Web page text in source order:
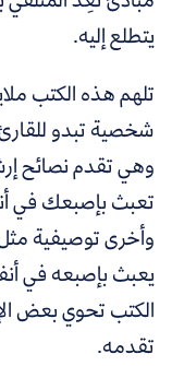
يتطلع إليه.
تلهم هذه الكتب
شخصية تبدو
وهي تقدم نصائح
تعبث بإصبعك في
وأخرى توصيفية
يعبث بإصبعه في
الكتب تحوي بعض
تقدمه.